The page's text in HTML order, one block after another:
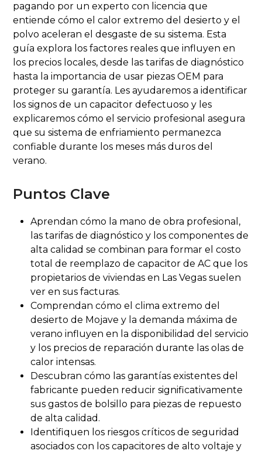
pagando por un experto con licencia que
entiende cómo el calor extremo del desierto y el
polvo aceleran el desgaste de su sistema. Esta
guía explora los factores reales que influyen en
los precios locales, desde las tarifas de diagnóstico
hasta la importancia de usar piezas OEM para
proteger su garantía. Les ayudaremos a identificar
los signos de un capacitor defectuoso y les
explicaremos cómo el servicio profesional asegura
que su sistema de enfriamiento permanezca
confiable durante los meses más duros del
verano.
Puntos Clave
Aprendan cómo la mano de obra profesional,
las tarifas de diagnóstico y los componentes de
alta calidad se combinan para formar el costo
total de reemplazo de capacitor de AC que los
propietarios de viviendas en Las Vegas suelen
ver en sus facturas.
Comprendan cómo el clima extremo del
desierto de Mojave y la demanda máxima de
verano influyen en la disponibilidad del servicio
y los precios de reparación durante las olas de
calor intensas.
Descubran cómo las garantías existentes del
fabricante pueden reducir significativamente
sus gastos de bolsillo para piezas de repuesto
de alta calidad.
Identifiquen los riesgos críticos de seguridad
asociados con los capacitores de alto voltaje y